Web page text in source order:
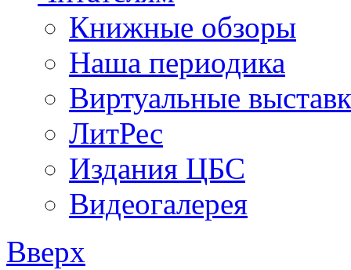
Книжные обзоры
Наша периодика
Виртуальные
ЛитРес
Издания ЦБС
Видеогалерея
Вверх